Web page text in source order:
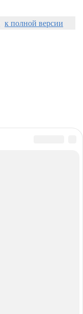
к полной версии